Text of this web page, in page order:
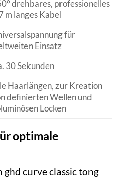
drehbares, professionelles
m langes Kabel
für
Einsatz
30 Sekunden
Haarlängen, zur Kreation
definierten Wellen und
Locken
optimale
ghd curve classic tong